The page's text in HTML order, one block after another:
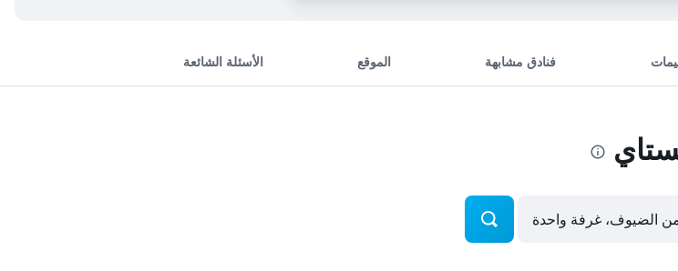
فنادق مشابهة الموقع الأسئلة الشائعة